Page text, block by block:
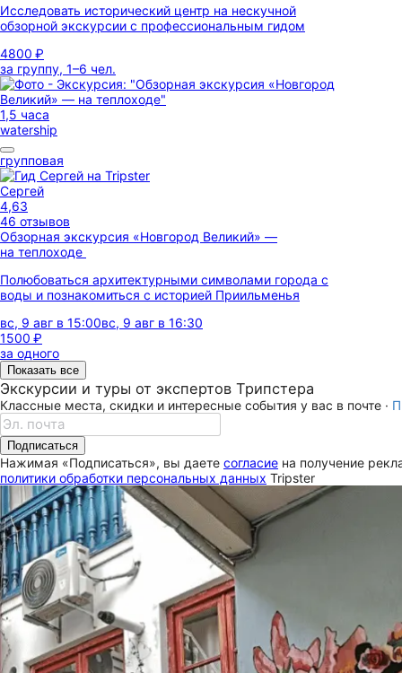
Исследовать исторический центр на нескучной
обзорной экскурсии с профессиональным гидом
4800 ₽
за группу, 1–6 чел.
1,5 часа
watership
групповая
Сергей
4,63
46 отзывов
Обзорная экскурсия «Новгород Великий» —
на теплоходе
Полюбоваться архитектурными символами города с
воды и познакомиться с историей Приильменья
вс, 9 авг в 15:00вс, 9 авг в 16:30
1500 ₽
за одного
Показать все
Экскурсии и туры от экспертов Трипстера
Классные места, скидки и интересные события у вас в почте ·
Подписаться
Нажимая «Подписаться», вы даете согласие на получение
политики обработки персональных данных Tripster